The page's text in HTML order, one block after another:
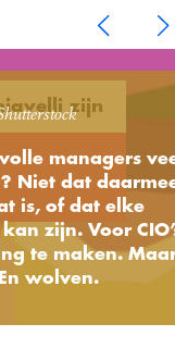
zijn
managers
Niet dat
is, of dat elke
zijn. Voor
te maken.
wolven.